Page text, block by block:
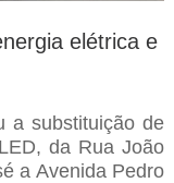
elétrica e
a substituição de
da Rua João
a Avenida Pedro